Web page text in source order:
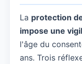
La protection
impose une
l'âge du
ans. Trois